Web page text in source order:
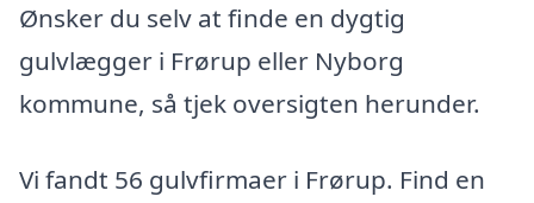
Ønsker du selv at finde en dygtig
gulvlægger i Frørup eller Nyborg
kommune, så tjek oversigten herunder.
Vi fandt 56 gulvfirmaer i Frørup. Find en